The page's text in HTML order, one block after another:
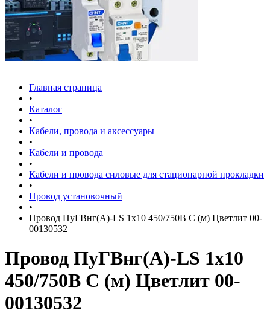
Главная страница
•
Каталог
•
Кабели, провода и аксессуары
•
Кабели и провода
•
Кабели и провода силовые для стационарной прокладки
•
Провод установочный
•
Провод ПуГВнг(А)-LS 1х10 450/750В С (м) Цветлит 00-
00130532
Провод ПуГВнг(А)-LS 1х10
450/750В С (м) Цветлит 00-
00130532